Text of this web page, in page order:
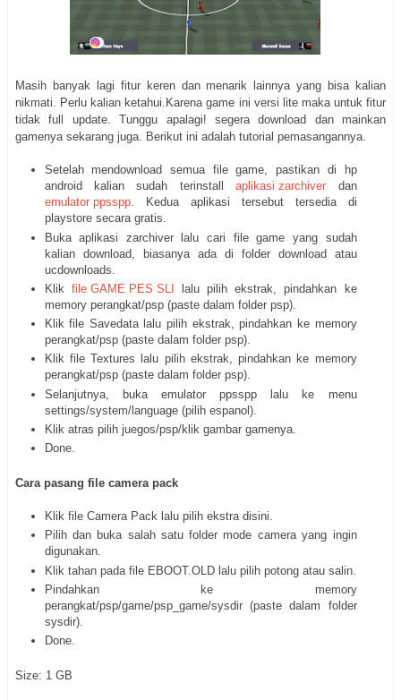
Masih banyak lagi fitur keren dan menarik lainnya yang bisa kalian
nikmati. Perlu kalian ketahui.Karena game ini versi lite maka untuk fitur
tidak full update. Tunggu apalagi! segera download dan mainkan
gamenya sekarang juga. Berikut ini adalah tutorial pemasangannya.
Setelah mendownload semua file game, pastikan di hp
android kalian sudah terinstallaplikasi zarchiver dan
emulator ppsspp. Kedua aplikasi tersebut tersedia di
playstore secara gratis.
Buka aplikasi zarchiver lalu cari file game yang sudah
kalian download, biasanya ada di folder download atau
ucdownloads.
Klik file GAME PES SLI
lalu pilih ekstrak, pindahkan ke
memory perangkat/psp (paste dalam folder psp).
Klik file Savedata lalu pilih ekstrak, pindahkan ke memory
perangkat/psp (paste dalam folder psp).
Klik file Textures lalu pilih ekstrak, pindahkan ke memory
perangkat/psp (paste dalam folder psp).
Selanjutnya, buka emulator ppsspp lalu ke menu
settings/system/language (pilih espanol).
Klik atras pilih juegos/psp/klik gambar gamenya.
Done.
Cara pasang file camera pack
Klik file Camera Pack lalu pilih ekstra disini.
Pilih dan buka salah satu folder mode camera yang ingin
digunakan.
Klik tahan pada file EBOOT.OLD lalu pilih potong atau salin.
Pindahkan ke memory
perangkat/psp/game/psp_game/sysdir (paste dalam folder
sysdir).
Done.
Size: 1 GB